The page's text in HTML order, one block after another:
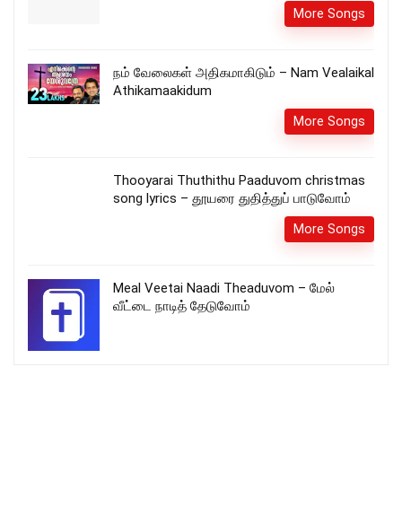
More Songs
நம் வேலைகள் அதிகமாகிடும் – Nam Vealaikal
Athikamaakidum
More Songs
Thooyarai Thuthithu Paaduvom christmas
song lyrics – தூயரை துதித்துப் பாடுவோம்
More Songs
Meal Veetai Naadi Theaduvom – மேல்
வீட்டை நாடித் தேடுவோம்